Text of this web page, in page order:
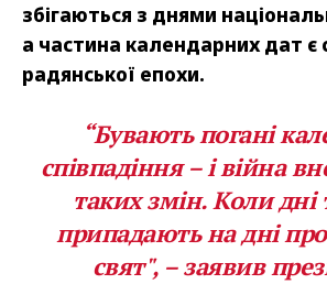
збігаються з днями
а частина календарних дат є
радянської епохи.
“Бувають погані
співпадіння – і війна
таких змін. Коли дні
припадають на дні
свят", – заявив